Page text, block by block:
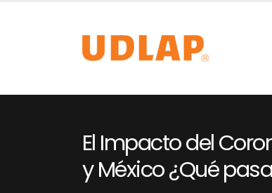
El Impacto del
y México ¿Qué